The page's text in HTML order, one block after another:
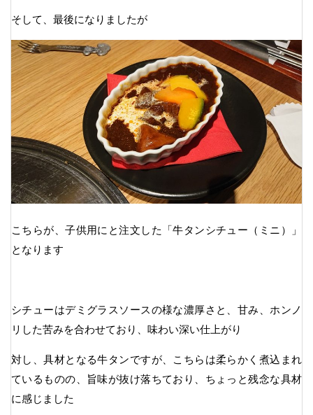
そして、最後になりましたが
こちらが、子供用にと注文した「牛タンシチュー（ミニ）」
となります
シチューはデミグラスソースの様な濃厚さと、甘み、ホンノ
リした苦みを合わせており、味わい深い仕上がり
対し、具材となる牛タンですが、こちらは柔らかく煮込まれ
ているものの、旨味が抜け落ちており、ちょっと残念な具材
に感じました